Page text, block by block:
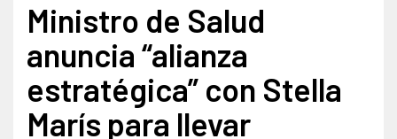
Ministro de Salud
anuncia “alianza
estratégica” con Stella
Marís para llevar